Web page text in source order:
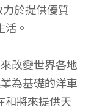
於提供優質
。
改變世界各地
為基礎的洋車
和將來提供天